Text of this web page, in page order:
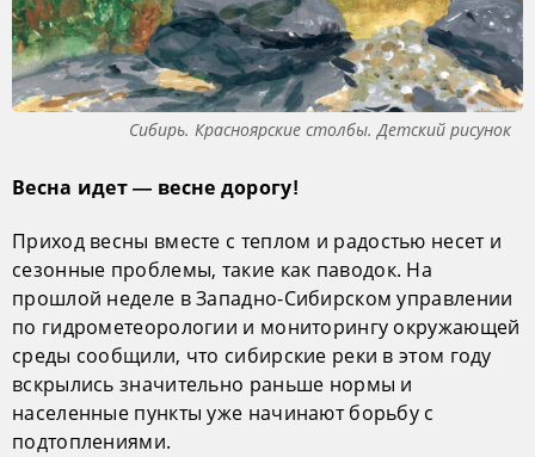
Сибирь. Красноярские столбы. Детский рисунок
Весна идет — весне дорогу!
Приход весны вместе с теплом и радостью несет и
сезонные проблемы, такие как паводок. На
прошлой неделе в Западно-Сибирском управлении
по гидрометеорологии и мониторингу окружающей
среды сообщили, что сибирские реки в этом году
вскрылись значительно раньше нормы и
населенные пункты уже начинают борьбу с
подтоплениями.